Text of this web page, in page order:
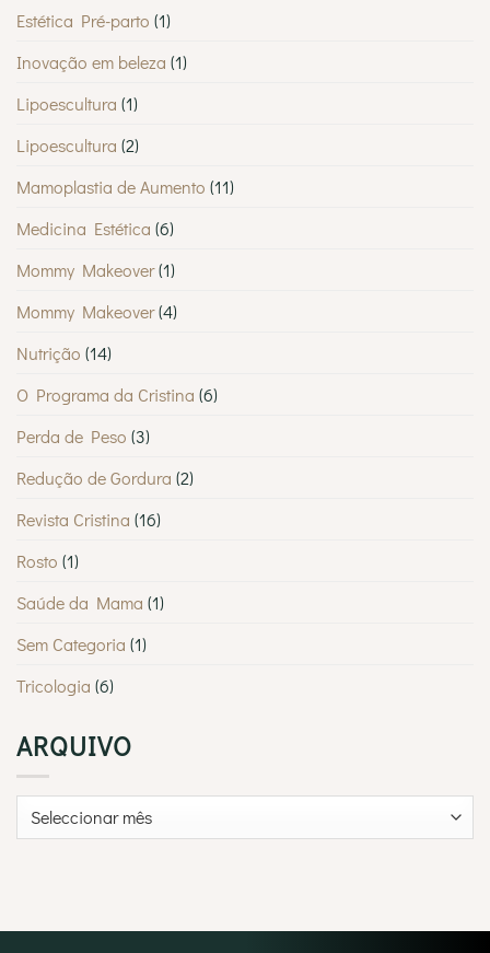
Estética Pré-parto (1)
Inovação em beleza (1)
Lipoescultura (1)
Lipoescultura (2)
Mamoplastia de Aumento (11)
Medicina Estética (6)
Mommy Makeover(1)
Mommy Makeover(4)
Nutrição (14)
O Programa da Cristina (6)
Perda de Peso (3)
Redução de Gordura (2)
Revista Cristina (16)
Rosto (1)
Saúde da Mama (1)
Sem Categoria (1)
Tricologia (6)
ARQUIVO
Arquivo